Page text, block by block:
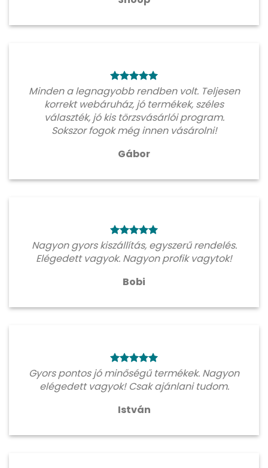
Minden a legnagyobb rendben volt. Teljesen
korrekt webáruház, jó termékek, széles
választék, jó kis törzsvásárlói program.
Sokszor fogok még innen vásárolni!
Gábor
Nagyon gyors kiszállítás, egyszerű rendelés.
Elégedett vagyok. Nagyon profik vagytok!
Bobi
Gyors pontos jó minőségű termékek. Nagyon
elégedett vagyok! Csak ajánlani tudom.
István